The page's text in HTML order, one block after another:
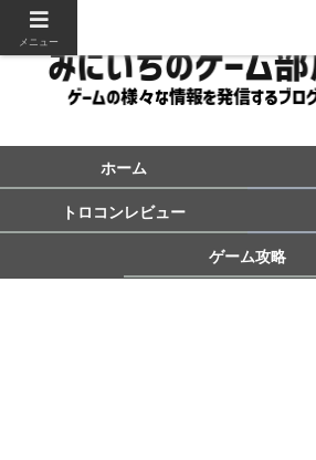
ホーム
トロコンレビュー
ゲーム攻略
メニュー